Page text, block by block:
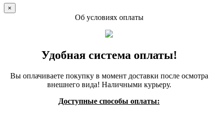
×
Об условиях оплаты
Удобная система оплаты!
Вы оплачиваете покупку в момент доставки после осмотра
внешнего вида! Наличными курьеру.
Доступные способы оплаты: